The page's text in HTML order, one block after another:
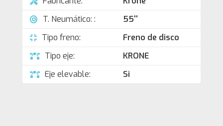
T. Neumático: :
55''
Tipo freno:
Freno de disco
Tipo eje:
KRONE
Eje elevable:
Si